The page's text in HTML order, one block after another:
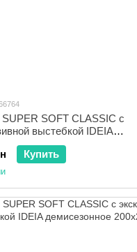
SOFT CLASSIC с
выстебкой IDEIA
140x210 см
Купить